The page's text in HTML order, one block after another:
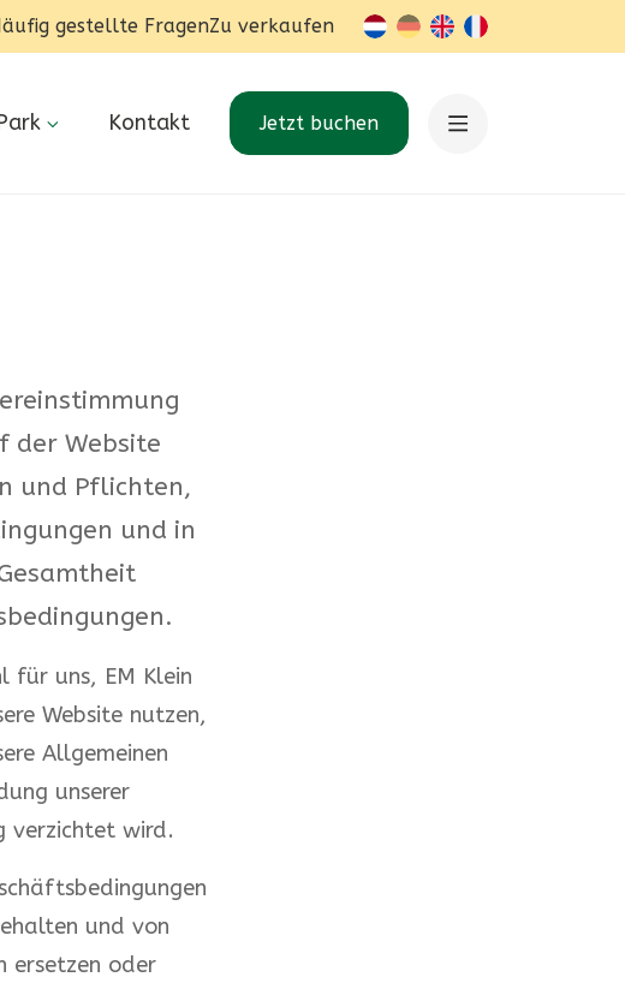
gestellte FragenZu verkaufen nl-BE
de en fr-BE
Kontakt Jetzt buchen
der Website
und Pflichten,
und in
für uns, EM Klein
Website nutzen,
Allgemeinen
unserer
verzichtet wird.
und von
ersetzen oder